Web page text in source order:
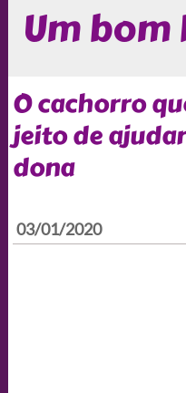
Um
O cachorro
jeito de
dona
03/01/2020